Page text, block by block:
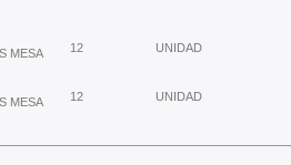
MESA 12 UNIDAD
MESA 12 UNIDAD